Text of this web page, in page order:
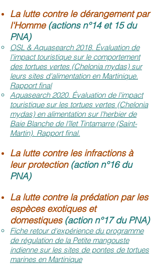
La lutte contre le dérangement par
l'Homme (actions n°14 et 15 du
PNA)
OSL & Aquasearch 2018. Évaluation de
l'impact touristique sur le comportement
des tortues vertes (Chelonia mydas) sur
leurs sites d'alimentation en Martinique.
Rapport final
Aquasearch 2020. Évaluation de l'impact
touristique sur les tortues vertes (Chelonia
mydas) en alimentation sur l'herbier de
Baie Blanche de l'îlet Tintamarre (Saint-
Martin). Rapport final.
La lutte contre les infractions à
leur protection(action n°16 du
PNA)
La lutte contre la prédation par les
espèces exotiques et
domestiques (action n°17 du PNA)
Fiche retour d'expérience du programme
de régulation de la Petite mangouste
indienne sur les sites de pontes de tortues
marines en Martinique